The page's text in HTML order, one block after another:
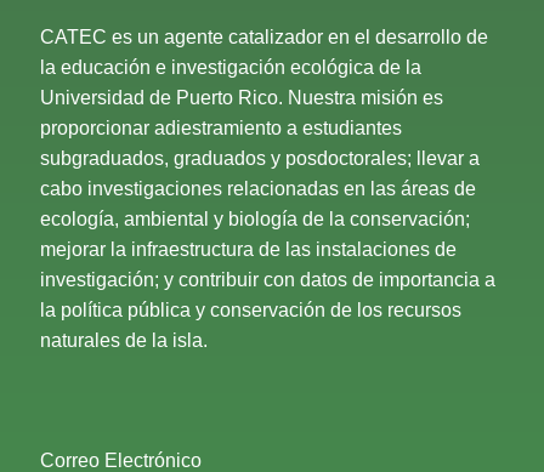
CATEC es un agente catalizador en el desarrollo de
la educación e investigación ecológica de la
Universidad de Puerto Rico. Nuestra misión es
proporcionar adiestramiento a estudiantes
subgraduados, graduados y posdoctorales; llevar a
cabo investigaciones relacionadas en las áreas de
ecología, ambiental y biología de la conservación;
mejorar la infraestructura de las instalaciones de
investigación; y contribuir con datos de importancia a
la política pública y conservación de los recursos
naturales de la isla.
Correo Electrónico